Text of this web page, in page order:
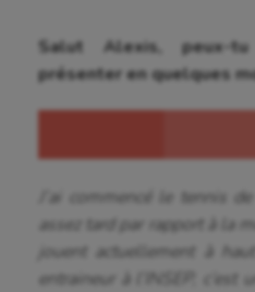
Salut Alexis, peux-
présenter en quelques
J’ai commencé le tennis
assez tard par rapport à la
jouent actuellement à
entraineur à l’INSEP,